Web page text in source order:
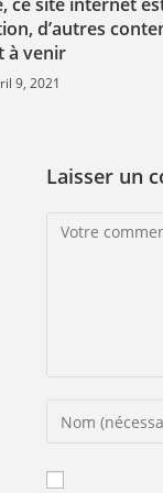
d’autres
à venir
9, 2021
Laisser un
Comment
Enter
name